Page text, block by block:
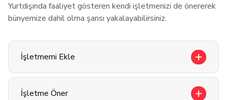
Yurtdışında faaliyet gösteren kendi işletmenizi de önererek
bünyemize dahil olma şansı yakalayabilirsiniz.
İşletmemi Ekle
İşletme Öner